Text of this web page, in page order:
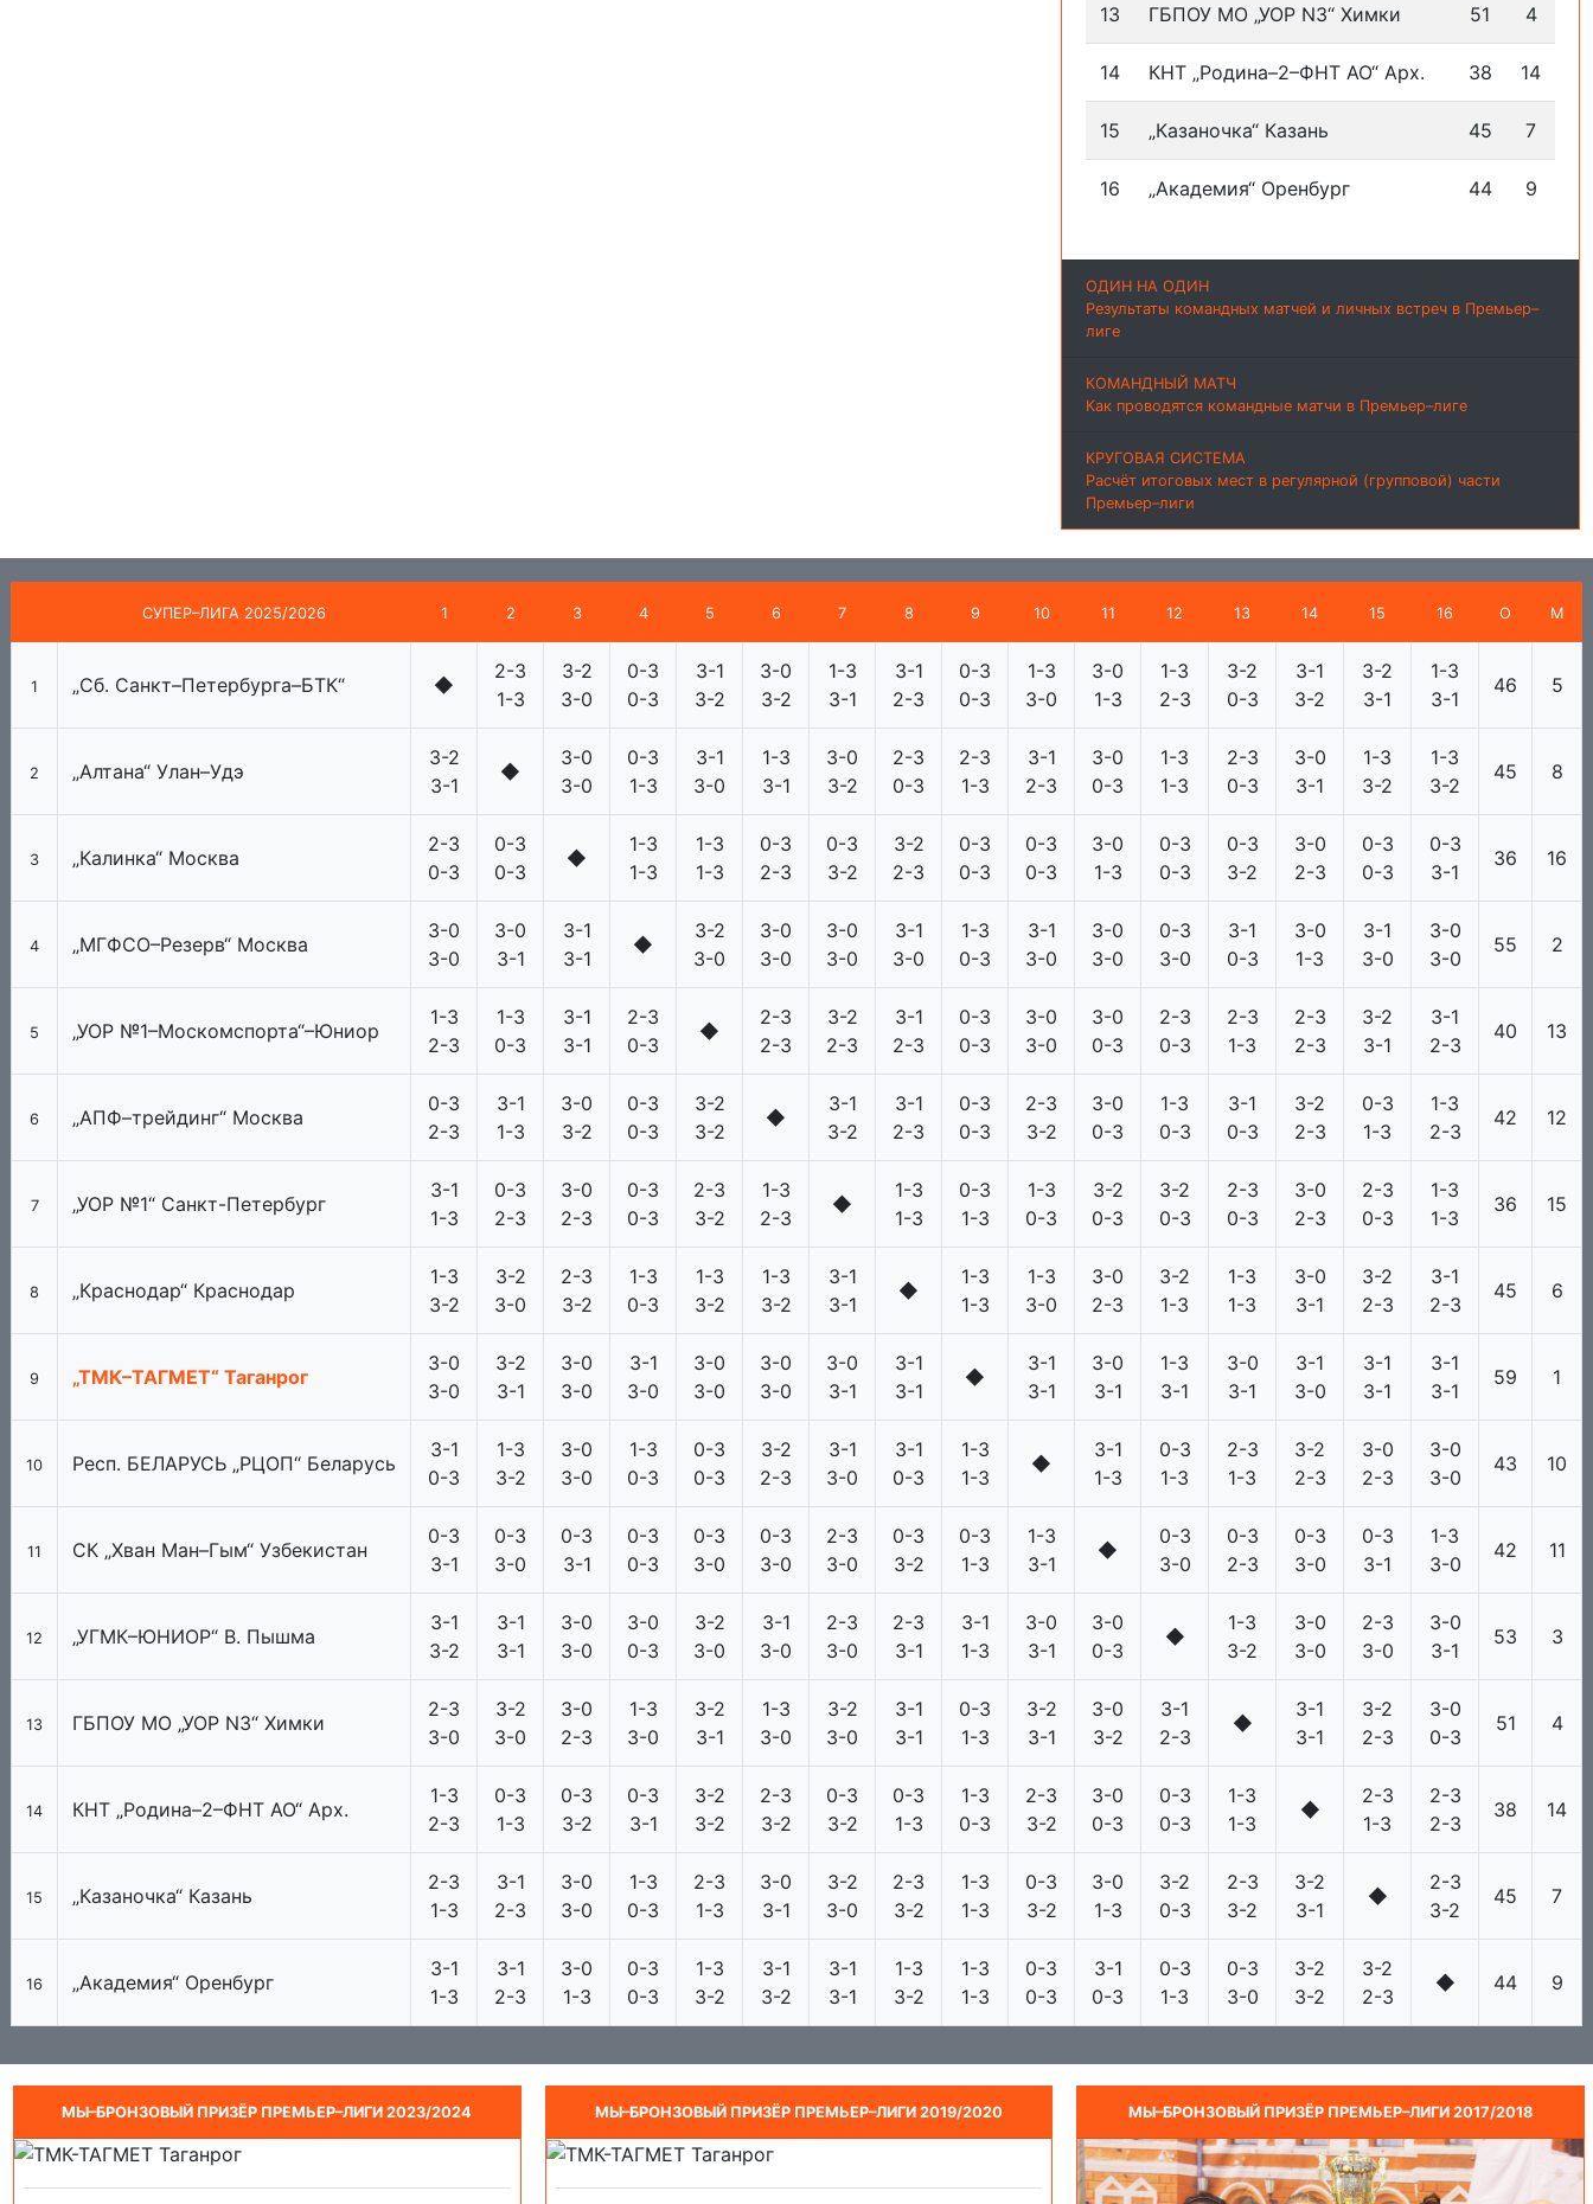
13 ГБПОУ МО „УОР N3“ Химки 51 4
14 КНТ „Родина–2–ФНТ АО“ Арх. 38 14
15 „Казаночка“ Казань 45 7
16 „Академия“ Оренбург 44 9
ОДИН НА ОДИН
Результаты командных матчей и личных встреч в Премьер–
лиге
КОМАНДНЫЙ МАТЧ
Как проводятся командные матчи в Премьер–лиге
КРУГОВАЯ СИСТЕМА
Расчёт итоговых мест в регулярной (групповой) части
Премьер–лиги
СУПЕР–ЛИГА 2025/2026 1 2 3 4 5 6 7 8 9 10 11 12 13 14 15 16 О М
1 „Сб. Санкт–Петербурга–БТК“ ◆
2-3
1-3
3-2
3-0
0-3
0-3
3-1
3-2
3-0
3-2
1-3
3-1
3-1
2-3
0-3
0-3
1-3
3-0
3-0
1-3
1-3
2-3
3-2
0-3
3-1
3-2
3-2
3-1
1-3
3-1
46 5
2 „Алтана“ Улан–Удэ
3-2
3-1
◆
3-0
3-0
0-3
1-3
3-1
3-0
1-3
3-1
3-0
3-2
2-3
0-3
2-3
1-3
3-1
2-3
3-0
0-3
1-3
1-3
2-3
0-3
3-0
3-1
1-3
3-2
1-3
3-2
45 8
3 „Калинка“ Москва
2-3
0-3
0-3
0-3
◆
1-3
1-3
1-3
1-3
0-3
2-3
0-3
3-2
3-2
2-3
0-3
0-3
0-3
0-3
3-0
1-3
0-3
0-3
0-3
3-2
3-0
2-3
0-3
0-3
0-3
3-1
36 16
4 „МГФСО–Резерв“ Москва
3-0
3-0
3-0
3-1
3-1
3-1
◆
3-2
3-0
3-0
3-0
3-0
3-0
3-1
3-0
1-3
0-3
3-1
3-0
3-0
3-0
0-3
3-0
3-1
0-3
3-0
1-3
3-1
3-0
3-0
3-0
55 2
5 „УОР №1–Москомспорта“–Юниор
1-3
2-3
1-3
0-3
3-1
3-1
2-3
0-3
◆
2-3
2-3
3-2
2-3
3-1
2-3
0-3
0-3
3-0
3-0
3-0
0-3
2-3
0-3
2-3
1-3
2-3
2-3
3-2
3-1
3-1
2-3
40 13
6 „АПФ–трейдинг“ Москва
0-3
2-3
3-1
1-3
3-0
3-2
0-3
0-3
3-2
3-2
◆
3-1
3-2
3-1
2-3
0-3
0-3
2-3
3-2
3-0
0-3
1-3
0-3
3-1
0-3
3-2
2-3
0-3
1-3
1-3
2-3
42 12
7 „УОР №1“ Санкт-Петербург
3-1
1-3
0-3
2-3
3-0
2-3
0-3
0-3
2-3
3-2
1-3
2-3
◆
1-3
1-3
0-3
1-3
1-3
0-3
3-2
0-3
3-2
0-3
2-3
0-3
3-0
2-3
2-3
0-3
1-3
1-3
36 15
8 „Краснодар“ Краснодар
1-3
3-2
3-2
3-0
2-3
3-2
1-3
0-3
1-3
3-2
1-3
3-2
3-1
3-1
◆
1-3
1-3
1-3
3-0
3-0
2-3
3-2
1-3
1-3
1-3
3-0
3-1
3-2
2-3
3-1
2-3
45 6
9 „ТМК–ТАГМЕТ“ Таганрог
3-0
3-0
3-2
3-1
3-0
3-0
3-1
3-0
3-0
3-0
3-0
3-0
3-0
3-1
3-1
3-1
◆
3-1
3-1
3-0
3-1
1-3
3-1
3-0
3-1
3-1
3-0
3-1
3-1
3-1
3-1
59 1
10 Респ. БЕЛАРУСЬ „РЦОП“ Беларусь
3-1
0-3
1-3
3-2
3-0
3-0
1-3
0-3
0-3
0-3
3-2
2-3
3-1
3-0
3-1
0-3
1-3
1-3
◆
3-1
1-3
0-3
1-3
2-3
1-3
3-2
2-3
3-0
2-3
3-0
3-0
43 10
11 СК „Хван Ман–Гым“ Узбекистан
0-3
3-1
0-3
3-0
0-3
3-1
0-3
0-3
0-3
3-0
0-3
3-0
2-3
3-0
0-3
3-2
0-3
1-3
1-3
3-1
◆
0-3
3-0
0-3
2-3
0-3
3-0
0-3
3-1
1-3
3-0
42 11
12 „УГМК–ЮНИОР“ В. Пышма
3-1
3-2
3-1
3-1
3-0
3-0
3-0
0-3
3-2
3-0
3-1
3-0
2-3
3-0
2-3
3-1
3-1
1-3
3-0
3-1
3-0
0-3
◆
1-3
3-2
3-0
3-0
2-3
3-0
3-0
3-1
53 3
13 ГБПОУ МО „УОР N3“ Химки
2-3
3-0
3-2
3-0
3-0
2-3
1-3
3-0
3-2
3-1
1-3
3-0
3-2
3-0
3-1
3-1
0-3
1-3
3-2
3-1
3-0
3-2
3-1
2-3
◆
3-1
3-1
3-2
2-3
3-0
0-3
51 4
14 КНТ „Родина–2–ФНТ АО“ Арх.
1-3
2-3
0-3
1-3
0-3
3-2
0-3
3-1
3-2
3-2
2-3
3-2
0-3
3-2
0-3
1-3
1-3
0-3
2-3
3-2
3-0
0-3
0-3
0-3
1-3
1-3
◆
2-3
1-3
2-3
2-3
38 14
15 „Казаночка“ Казань
2-3
1-3
3-1
2-3
3-0
3-0
1-3
0-3
2-3
1-3
3-0
3-1
3-2
3-0
2-3
3-2
1-3
1-3
0-3
3-2
3-0
1-3
3-2
0-3
2-3
3-2
3-2
3-1
◆
2-3
3-2
45 7
16 „Академия“ Оренбург
3-1
1-3
3-1
2-3
3-0
1-3
0-3
0-3
1-3
3-2
3-1
3-2
3-1
3-1
1-3
3-2
1-3
1-3
0-3
0-3
3-1
0-3
0-3
1-3
0-3
3-0
3-2
3-2
3-2
2-3
◆ 44 9
МЫ–БРОНЗОВЫЙ ПРИЗЁР ПРЕМЬЕР–ЛИГИ 2023/2024 МЫ–БРОНЗОВЫЙ ПРИЗЁР ПРЕМЬЕР–ЛИГИ 2019/2020 МЫ–БРОНЗОВЫЙ ПРИЗЁР ПРЕМЬЕР–ЛИГИ 2017/2018